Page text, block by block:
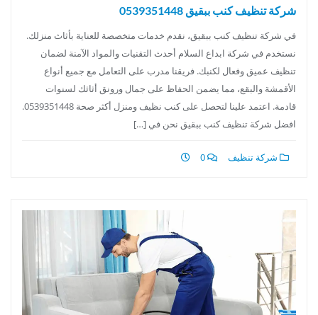
شركة تنظيف كنب ببقيق 0539351448
في شركة تنظيف كنب ببقيق، نقدم خدمات متخصصة للعناية بأثاث منزلك.
نستخدم في شركة ابداع السلام أحدث التقنيات والمواد الآمنة لضمان
تنظيف عميق وفعال لكنبك. فريقنا مدرب على التعامل مع جميع أنواع
الأقمشة والبقع، مما يضمن الحفاظ على جمال ورونق أثاثك لسنوات
قادمة. اعتمد علينا لتحصل على كنب نظيف ومنزل أكثر صحة 0539351448.
افضل شركة تنظيف كنب ببقيق نحن في […]
شركة تنظيف